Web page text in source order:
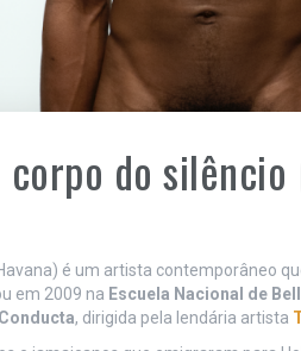
do
é um artista contemporâneo
em 2009 na Escuela Nacional de
, dirigida pela lendária artista